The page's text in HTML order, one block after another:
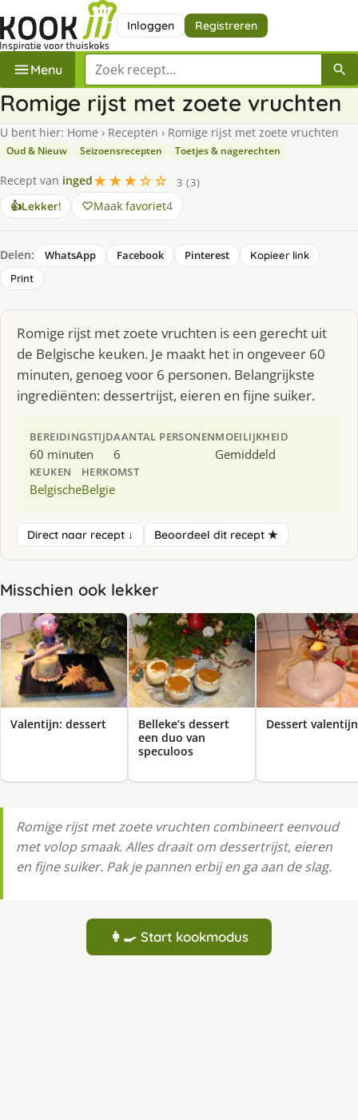
Inloggen Registreren
Menu Zoek een recept
Romige rijst met zoete vruchten
U bent hier: Home › Recepten › Romige rijst met zoete vruchten
Oud & Nieuw Seizoensrecepten Toetjes & nagerechten
Recept van inged★★★☆☆
3 (3)
👍Lekker! Maak favoriet4
Delen: WhatsApp Facebook Pinterest
Kopieer link
Print
Romige rijst met zoete vruchten is een gerecht uit
de Belgische keuken. Je maakt het in ongeveer 60
minuten, genoeg voor 6 personen. Belangrijkste
ingrediënten: dessertrijst, eieren en fijne suiker.
BEREIDINGSTIJD
60 minuten
AANTAL PERSONEN
6
MOEILIJKHEID
Gemiddeld
KEUKEN
Belgische
HERKOMST
Belgie
Direct naar recept ↓ Beoordeel dit recept ★
Misschien ook lekker
Valentijn: dessert
Belleke’s dessert
een duo van
speculoos
Dessert valentijn
Romige rijst met zoete vruchten combineert eenvoud
met volop smaak. Alles draait om dessertrijst, eieren
en fijne suiker. Pak je pannen erbij en ga aan de slag.
👩‍🍳 Start kookmodus